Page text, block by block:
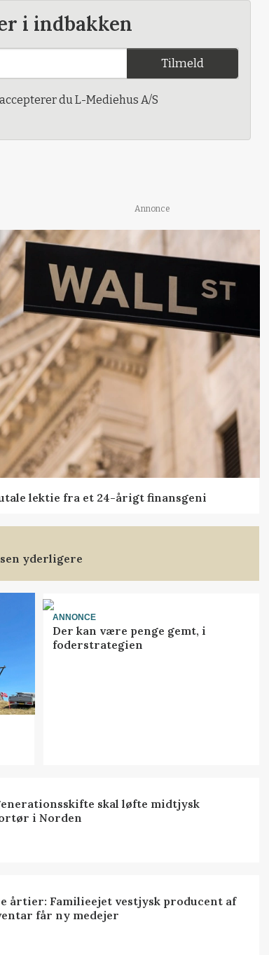
i indbakken
Tilmeld
du L-Mediehus A/S
Annonce
lektie fra et 24-årigt finansgeni
yderligere
ANNONCE
Der kan være penge gemt, i
foderstrategien
skal løfte midtjysk
i Norden
årtier: Familieejet vestjysk producent af
får ny medejer